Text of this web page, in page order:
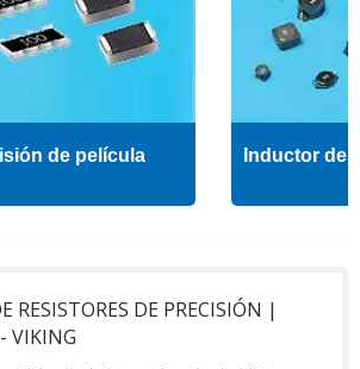
de película
Inductor de
RESISTORES DE PRECISIÓN |
VIKING